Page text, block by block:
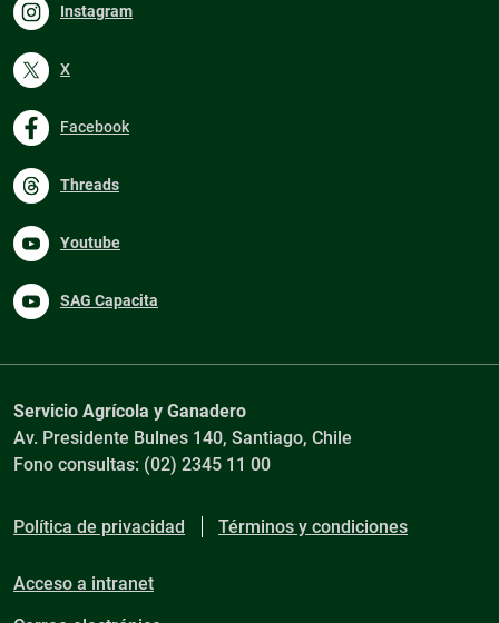
Instagram
X
Facebook
Threads
Youtube
SAG Capacita
Servicio Agrícola y Ganadero
Av. Presidente Bulnes 140, Santiago, Chile
Fono consultas: (02) 2345 11 00
Política de privacidad Términos y condiciones
Acceso a intranet